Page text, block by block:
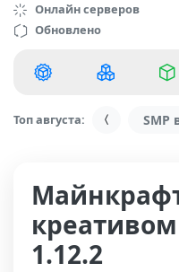
Онлайн серверов
Обновлено
Топ августа: SMP
1.12.2